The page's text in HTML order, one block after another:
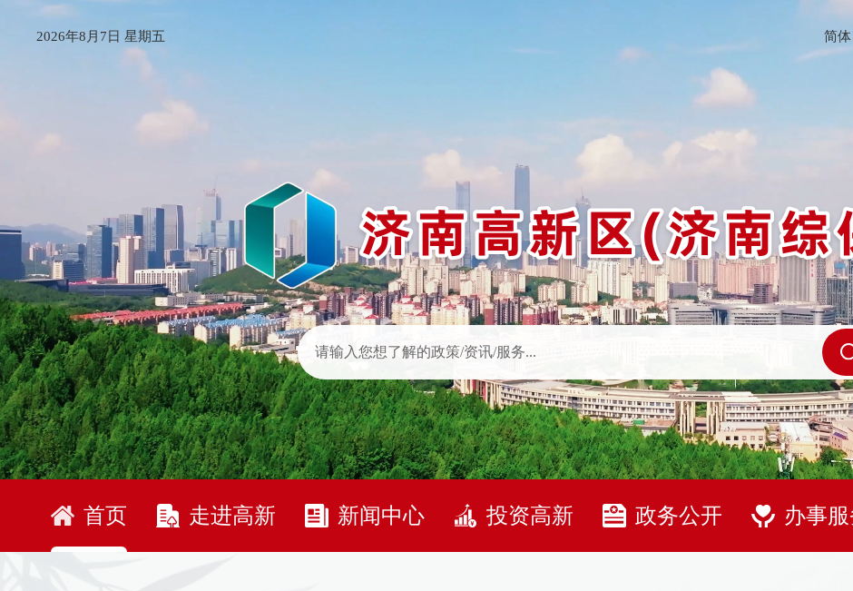
2026年8月7日 星期五 简体
首页 走进高新 新闻中心 投资高新 政务公开 办事